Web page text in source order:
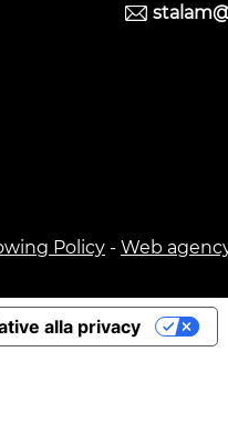
Policy - Web
alla privacy